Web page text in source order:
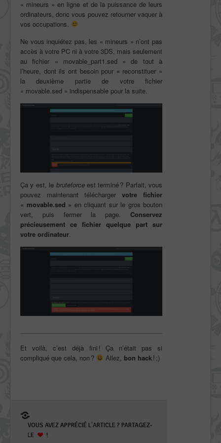
« mineurs » en ligne et de la puissance de leurs
ordinateurs, donc vous pouvez retourner vaquer à
vos occupations.
Ne vous inquiétez pas, les « mineurs » n’ont pas
accès à votre PC ni à votre 3DS, mais seulement
au fichier « movable_part1.sed » de tout à
l’heure, dont ils ont besoin pour « reconstituer »
la deuxième partie de votre fichier
« movable.sed » indispensable pour la suite.
Ça y est, le bruteforceest terminé ? Parfait, vous
pouvez maintenant télécharger votre fichier
« movable.sed » en cliquant sur le gros bouton
vert, puis fermer la page. Conservez
précieusement ce fichier quelque part sur
votre ordinateur
Et voilà, c’est déjà fini ! Ça n’était pas si
compliqué que cela, non ?
Allez, bon hack! ;)
VOUS AVEZ APPRÉCIÉ L'ARTICLE ? PARTAGEZ-
LE
!